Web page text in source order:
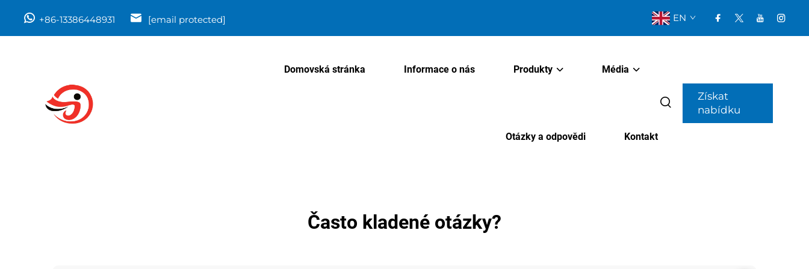
+86-13386448931 [email protected] EN
Domovská stránka Informace o nás Produkty Média
Otázky a odpovědi Kontakt
Získat
nabídku
Často kladené otázky?